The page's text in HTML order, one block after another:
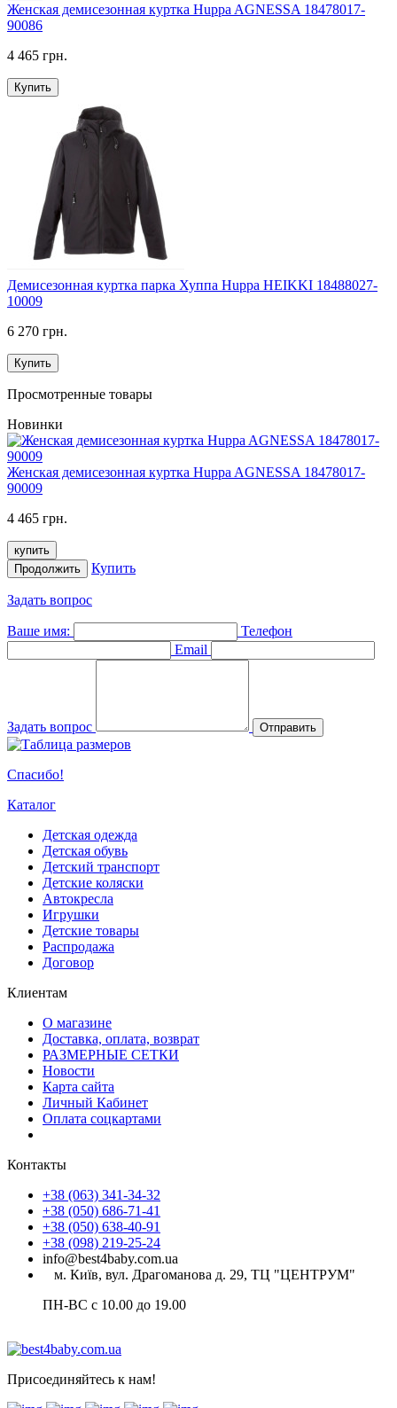
Женская демисезонная куртка Huppa AGNESSA 18478017-
90086
4 465 грн.
Купить
Демисезонная куртка парка Хуппа Huppa HEIKKI 18488027-
10009
6 270 грн.
Купить
Просмотренные товары
Новинки
Женская демисезонная куртка Huppa AGNESSA 18478017-
90009
4 465 грн.
купить
Продолжить
Купить
Задать вопрос
Ваше имя:
Телефон
Email
Задать вопрос Отправить
Спасибо!
Каталог
Детская одежда
Детская обувь
Детский транспорт
Детские коляски
Автокресла
Игрушки
Детские товары
Распродажа
Договор
Клиентам
О магазине
Доставка, оплата, возврат
РАЗМЕРНЫЕ СЕТКИ
Новости
Карта сайта
Личный Кабинет
Оплата соцкартами
Контакты
+38 (063) 341-34-32
+38 (050) 686-71-41
+38 (050) 638-40-91
+38 (098) 219-25-24
info@best4baby.com.ua
м. Київ, вул. Драгоманова д. 29, ТЦ "ЦЕНТРУМ"
ПН-ВС с 10.00 до 19.00
Присоединяйтесь к нам!